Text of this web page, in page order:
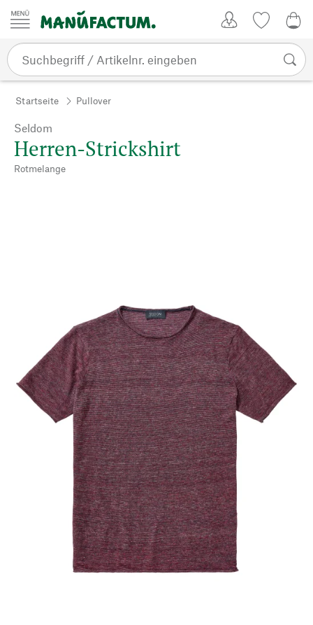
Zum Inhalt springen
Startseite Pullover
Seldom
Herren-Strickshirt
Rotmelange